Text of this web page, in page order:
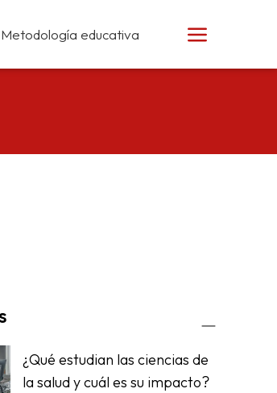
Metodología educativa
¿Qué estudian las ciencias de
la salud y cuál es su impacto?